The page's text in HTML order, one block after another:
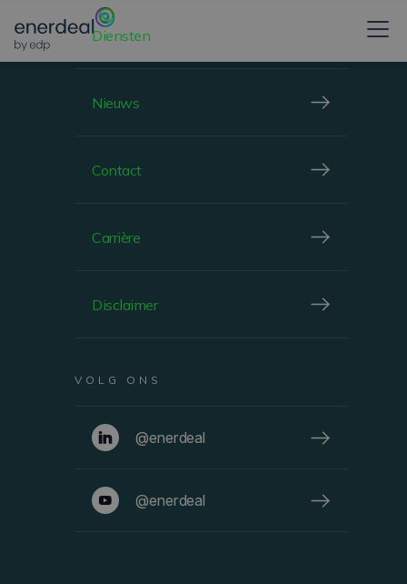
WINDHOF, LUXEMBOURG
STREFF
VOLG ONS
@enerdeal
@enerdeal
Diensten
Nieuws
Contact
Carrière
Disclaimer